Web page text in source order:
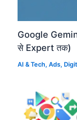
Google Gemini
से Expert तक)
AI & Tech,Ads,